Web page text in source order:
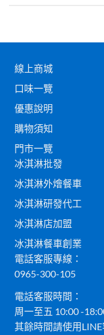
線上商城
口味一覽
優惠說明
購物須知
門市一覽
冰淇淋批發
冰淇淋外燴餐車
冰淇淋研發代工
冰淇淋店加盟
冰淇淋餐車創業
電話客服專線：
0965-300-105
電話客服時間：
周一至五 10:00 -
其餘時間請使用